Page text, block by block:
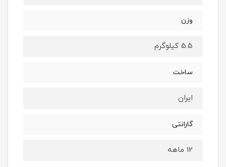
وزن
5.5 کیلوگرم
ساخت
ایران
گارانتی
12 ماهه